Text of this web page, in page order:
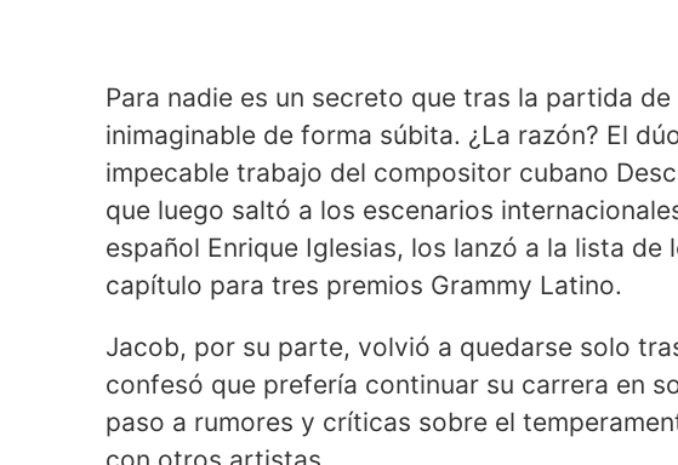
Para nadie es un secreto que tras la partida
inimaginable de forma súbita. ¿La razón? El
impecable trabajo del compositor cubano
que luego saltó a los escenarios
español Enrique Iglesias, los lanzó a la lista
capítulo para tres premios Grammy Latino.
Jacob, por su parte, volvió a quedarse solo
confesó que prefería continuar su carrera en
paso a rumores y críticas sobre el